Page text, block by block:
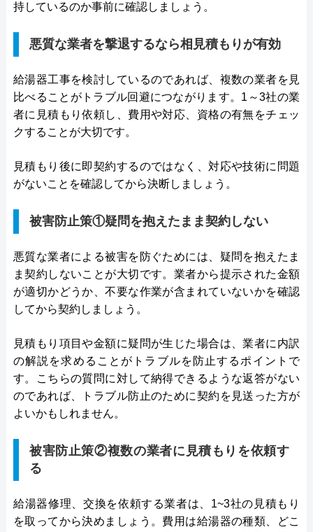
持しているのか事前に確認しましょう。
悪質な業者を撃退するなら相見積もりが有効
給湯器工事を検討しているのであれば、複数の業者を見
比べることがトラブル回避につながります。1～3社の業
者に見積もり依頼し、費用や対応、資格の有無をチェッ
クすることが大切です。
見積もり後に即契約するのではなく、対応や技術に問題
がないことを確認してから決断しましょう。
被害防止策①疑問を抱えたまま契約しない
悪質な業者による被害を防ぐためには、疑問を抱えたま
ま契約しないことが大切です。業者から提示された金額
が適切かどうか、不要な作業が含まれていないかを確認
してから契約しましょう。
見積もり項目や金額に疑問が生じた場合は、業者に内訳
の解説を求めることがトラブルを防止するポイントで
す。こちらの質問に対して納得できるような返答がない
のであれば、トラブル防止のために契約を見送った方が
よいかもしれません。
被害防止策②複数の業者に見積もりを依頼す
る
給湯器修理、交換を依頼する業者は、1~3社の見積もり
を取ってから決めましょう。費用は給湯器の種類、どこ